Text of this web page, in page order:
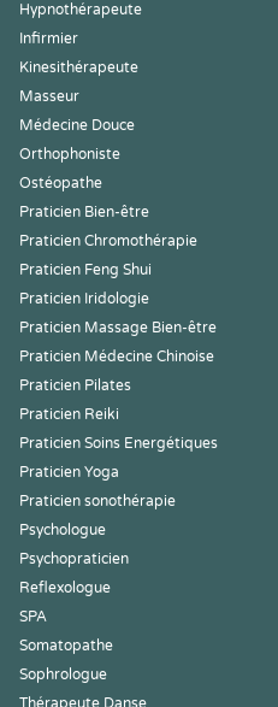
Hypnothérapeute
Infirmier
Kinesithérapeute
Masseur
Médecine Douce
Orthophoniste
Ostéopathe
Praticien Bien-être
Praticien Chromothérapie
Praticien Feng Shui
Praticien Iridologie
Praticien Massage Bien-être
Praticien Médecine Chinoise
Praticien Pilates
Praticien Reiki
Praticien Soins Energétiques
Praticien Yoga
Praticien sonothérapie
Psychologue
Psychopraticien
Reflexologue
SPA
Somatopathe
Sophrologue
Thérapeute Danse